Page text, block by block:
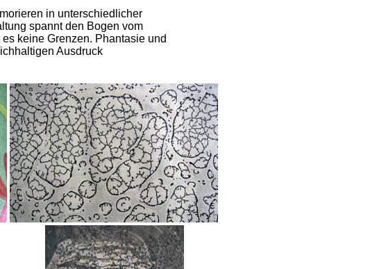
in unterschiedlicher
spannt den Bogen vom
keine Grenzen. Phantasie und
Ausdruck